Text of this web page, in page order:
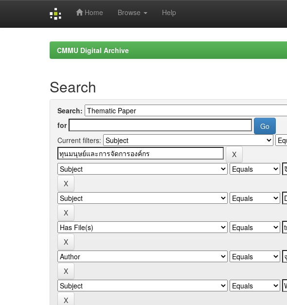
Home Browse Help
CMMU Digital Archive
Search
Search:
for
Current filters: